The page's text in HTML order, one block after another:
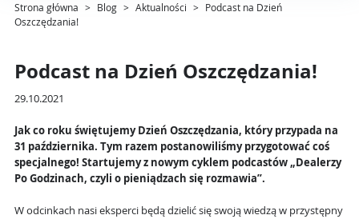
Strona główna > Blog > Aktualności > Podcast na Dzień
Oszczędzania!
Podcast na Dzień Oszczędzania!
29.10.2021
Jak co roku świętujemy Dzień Oszczędzania, który przypada na
31 października. Tym razem postanowiliśmy przygotować coś
specjalnego! Startujemy z nowym cyklem podcastów „Dealerzy
Po Godzinach, czyli o pieniądzach się rozmawia”.
W odcinkach nasi eksperci będą dzielić się swoją wiedzą w przystępny